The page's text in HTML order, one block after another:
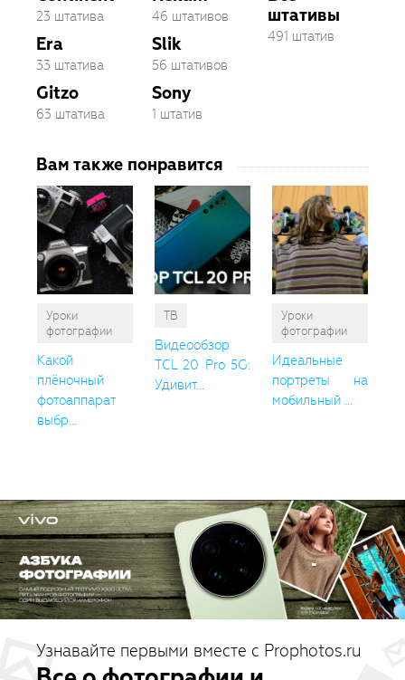
23 штатива
Era
33 штатива
Gitzo
63 штатива
46 штативов
Slik
56 штативов
Sony
1 штатив
штативы
491 штатив
Вам также понравится
Уроки
фотографии
Какой
плёночный
фотоаппарат
выбр...
ТВ
Видеообзор
TCL 20 Pro 5G:
Удивит...
Уроки
фотографии
Идеальные
портреты на
мобильный ...
Узнавайте первыми вместе с Prophotos.ru